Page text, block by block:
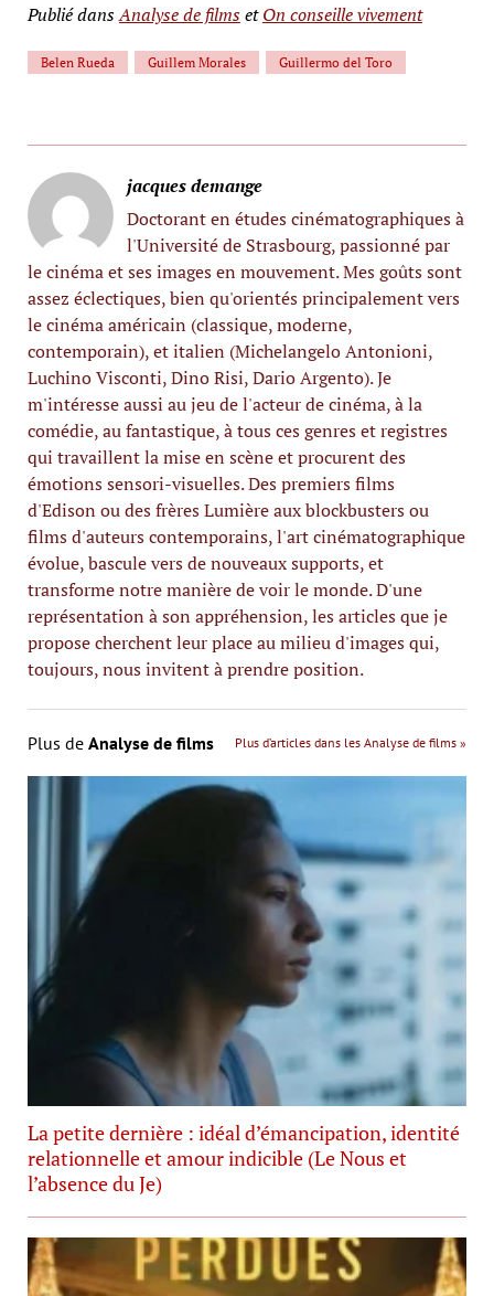
Publié dansAnalyse de filmsetOn conseille vivement
Belen Rueda Guillem Morales Guillermo del Toro
jacques demange
Doctorant en études cinématographiques à
l'Université de Strasbourg, passionné par
le cinéma et ses images en mouvement. Mes goûts sont
assez éclectiques, bien qu'orientés principalement vers
le cinéma américain (classique, moderne,
contemporain), et italien (Michelangelo Antonioni,
Luchino Visconti, Dino Risi, Dario Argento). Je
m'intéresse aussi au jeu de l'acteur de cinéma, à la
comédie, au fantastique, à tous ces genres et registres
qui travaillent la mise en scène et procurent des
émotions sensori-visuelles. Des premiers films
d'Edison ou des frères Lumière aux blockbusters ou
films d'auteurs contemporains, l'art cinématographique
évolue, bascule vers de nouveaux supports, et
transforme notre manière de voir le monde. D'une
représentation à son appréhension, les articles que je
propose cherchent leur place au milieu d'images qui,
toujours, nous invitent à prendre position.
Plus de Analyse de films Plus d’articles dans les Analyse de films »
La petite dernière : idéal d’émancipation, identité
relationnelle et amour indicible (Le Nous et
l’absence du Je)